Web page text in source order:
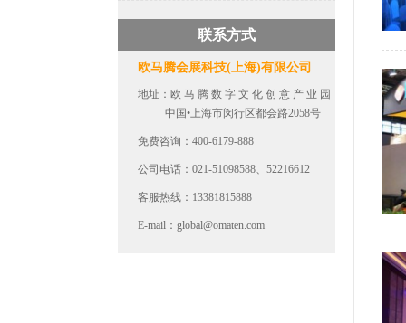
联系方式
欧马腾会展科技(上海)有限公司
地址： 欧马腾数字文化创意产业园
中国•上海市闵行区都会路2058号
免费咨询：400-6179-888
公司电话：021-51098588、52216612
客服热线：13381815888
E-mail： global@omaten.com